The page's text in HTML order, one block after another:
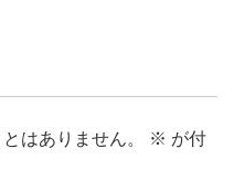
はありません。 ※ が付